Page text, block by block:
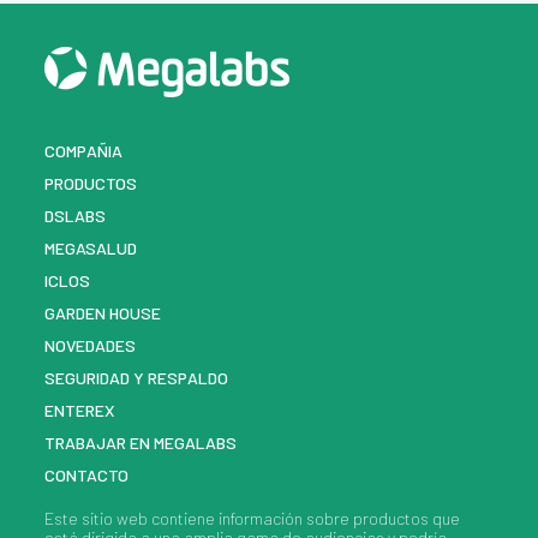
COMPAÑIA
PRODUCTOS
DSLABS
MEGASALUD
ICLOS
GARDEN HOUSE
NOVEDADES
SEGURIDAD Y RESPALDO
ENTEREX
TRABAJAR EN MEGALABS
CONTACTO
Este sitio web contiene información sobre productos que